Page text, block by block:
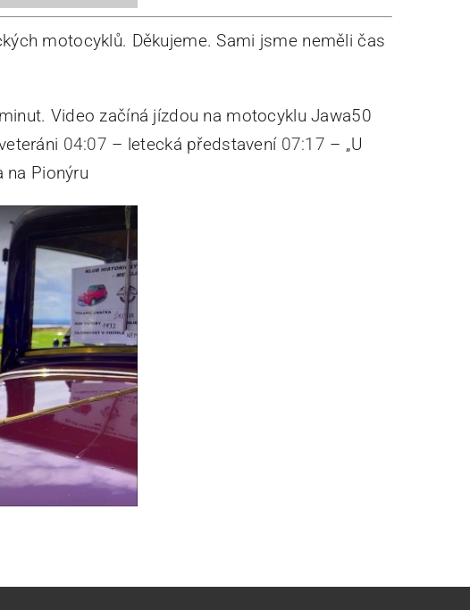
motocyklů. Děkujeme. Sami jsme neměli čas
Video začíná jízdou na motocyklu Jawa50
04:07 – letecká představení 07:17 – „U
na Pionýru